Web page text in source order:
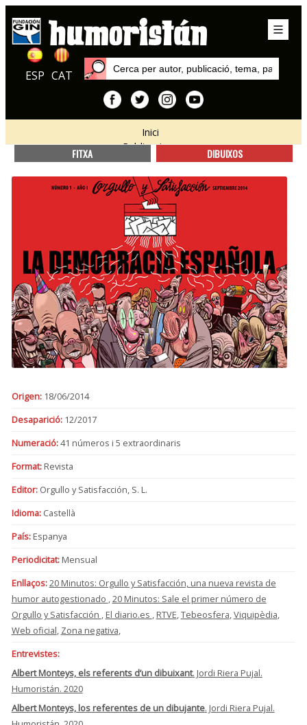
ESP CAT
Inici
Publicacions
FITXA DIBUIXOS
Origen:18/06/2014
Desaparició:12/2017
Numeració:41 números i 5 extraordinaris
Format:Revista
Editor:Orgullo y Satisfacción, S. L.
Idioma:Castellà
País:Espanya
Periodicitat:Mensual
Enllaços:20 Minutos: Orgullo y Satisfacción, una nueva revista de
humor autogestionado ,20 Minutos: Sale el primer número de
Orgullo y Satisfacción , El diario.es , RTVE,Tebeosfera,Viquipèdia,
Web oficial, Zona negativa,
Entrevistes:
Albert Monteys, els referents d’un dibuixant. Jordi Riera Pujal.
Humoristán. 2020
Albert Monteys, los referentes de un dibujante. Jordi Riera Pujal.